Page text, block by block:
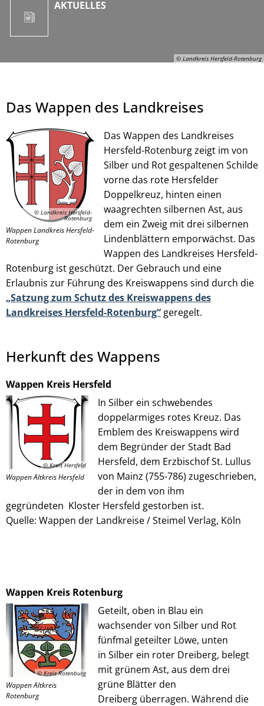
© Landkreis Hersfeld-Rotenburg
© Landkreis Hersfeld-Rotenburg
AKTUELLES
Das Wappen des Landkreises
© Landkreis Hersfeld-
Rotenburg
Wappen Landkreis Hersfeld-
Rotenburg
Das Wappen des Landkreises
Hersfeld-Rotenburg zeigt im von
Silber und Rot gespaltenen Schilde
vorne das rote Hersfelder
Doppelkreuz, hinten einen
waagrechten silbernen Ast, aus
dem ein Zweig mit drei silbernen
Lindenblättern emporwächst. Das
Wappen des Landkreises Hersfeld-
Rotenburg ist geschützt. Der Gebrauch und eine
Erlaubnis zur Führung des Kreiswappens sind durch die
„Satzung zum Schutz des Kreiswappens des
Landkreises Hersfeld-Rotenburg“ geregelt.
Herkunft des Wappens
Wappen Kreis Hersfeld
© Kreis Hersfeld
Wappen Altkreis Hersfeld
In Silber ein schwebendes
doppelarmiges rotes Kreuz. Das
Emblem des Kreiswappens wird
dem Begründer der Stadt Bad
Hersfeld, dem Erzbischof St. Lullus
von Mainz (755-786) zugeschrieben,
der in dem von ihm
gegründeten Kloster Hersfeld gestorben ist.
Quelle: Wappen der Landkreise / Steimel Verlag, Köln
Wappen Kreis Rotenburg
© Kreis Rotenburg
Wappen Altkreis
Rotenburg
Geteilt, oben in Blau ein
wachsender von Silber und Rot
fünfmal geteilter Löwe, unten
in Silber ein roter Dreiberg, belegt
mit grünem Ast, aus dem drei
grüne Blätter den
Dreiberg überragen. Während die